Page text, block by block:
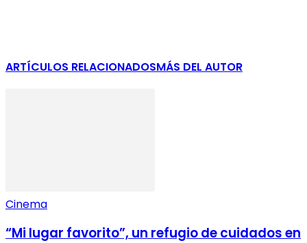
ARTÍCULOS RELACIONADOSMÁS DEL AUTOR
Cinema
“Mi lugar favorito”, un refugio de cuidados en